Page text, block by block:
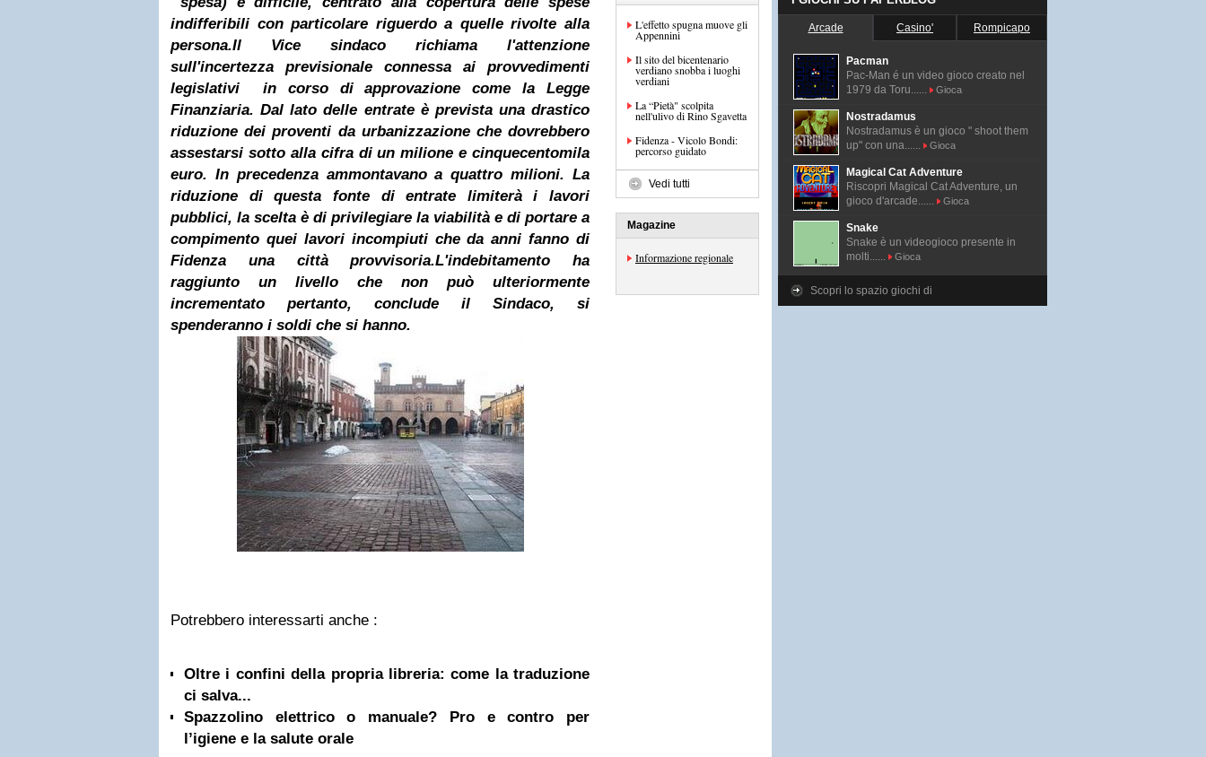
indifferibili con particolare riguerdo a quelle rivolte alla
persona.Il Vice sindaco richiama l'attenzione
sull'incertezza previsionale connessa ai provvedimenti
legislativi in corso di approvazione come la Legge
Finanziaria. Dal lato delle entrate è prevista una drastico
riduzione dei proventi da urbanizzazione che dovrebbero
assestarsi sotto alla cifra di un milione e cinquecentomila
euro. In precedenza ammontavano a quattro milioni. La
riduzione di questa fonte di entrate limiterà i lavori
pubblici, la scelta è di privilegiare la viabilità e di portare a
compimento quei lavori incompiuti che da anni fanno di
Fidenza una città provvisoria.L'indebitamento ha
raggiunto un livello che non può ulteriormente
incrementato pertanto, conclude il Sindaco, si
spenderanno i soldi che si hanno.
Potrebbero interessarti anche :
Oltre i confini della propria libreria: come la traduzione
ci salva...
Spazzolino elettrico o manuale? Pro e contro per
l’igiene e la salute orale
L'effetto spugna muove gli
Appennini
Il sito del bicentenario
verdiano snobba i luoghi
verdiani
La “Pietà" scolpita
nell'ulivo di Rino Sgavetta
Fidenza - Vicolo Bondi:
percorso guidato
Vedi tutti
Magazine
Informazione regionale
Arcade Casino' Rompicapo
Pacman
Pac-Man é un video gioco creato nel
1979 da Toru......
Gioca
Nostradamus
Nostradamus è un gioco " shoot them
up" con una......
Gioca
Magical Cat Adventure
Riscopri Magical Cat Adventure, un
gioco d'arcade......
Gioca
Snake
Snake è un videogioco presente in
molti......
Gioca
Scopri lo spazio giochi di